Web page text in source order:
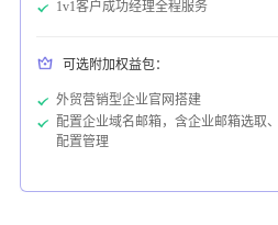
1v1客户成功经理全程服务
可选附加权益包：
外贸营销型企业官网搭建
配置企业域名邮箱，含企业邮箱选取、
配置管理